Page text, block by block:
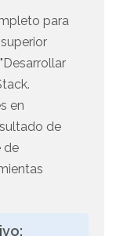
para
en
de
de